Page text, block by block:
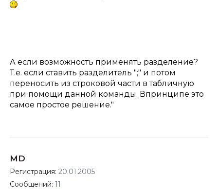
А если возможность применять разделение?
Т.е. если ставить разделитель ";" и потом
переносить из строковой части в табличную
при помощи данной команды. Впринципе это
самое простое решение."
MD
Регистрация: 20.01.2005
Сообщений: 11